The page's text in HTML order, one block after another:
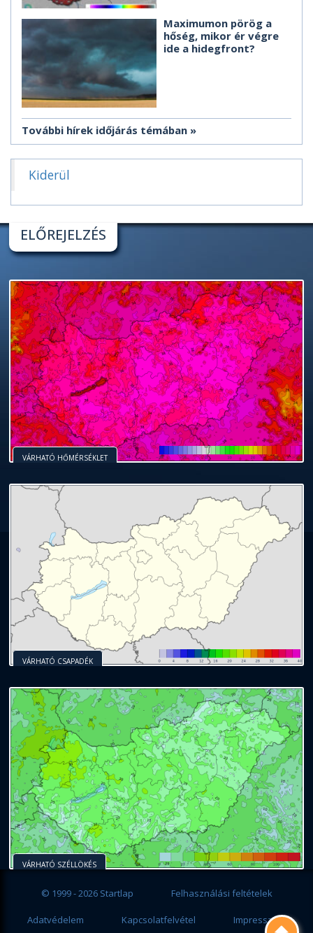
Maximumon pörög a
hőség, mikor ér végre
ide a hidegfront?
További hírek időjárás témában
Kiderül
ELŐREJELZÉS
VÁRHATÓ HŐMÉRSÉKLET
VÁRHATÓ CSAPADÉK
VÁRHATÓ SZÉLLÖKÉS
© 1999 - 2026 Startlap Felhasználási feltételek
Adatvédelem Kapcsolatfelvétel Impresszum